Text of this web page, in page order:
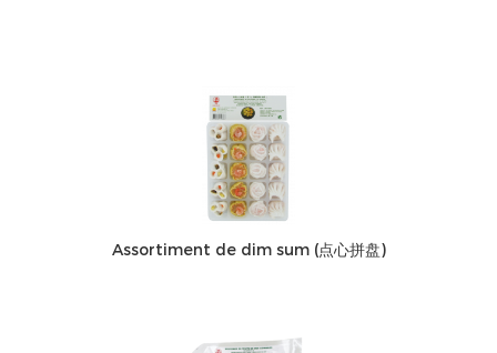
Assortiment de dim sum (点心拼盘)